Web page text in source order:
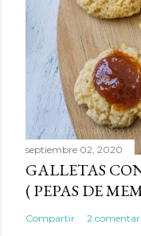
septiembre 02, 2020
GALLETAS
( PEPAS DE
Compartir 2